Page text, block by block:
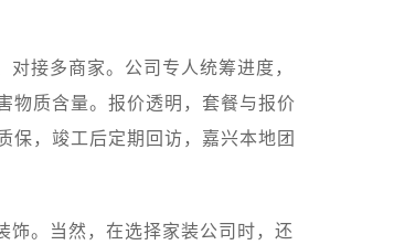
接多商家。公司专人统筹进度，
物质含量。报价透明，套餐与报价
保，竣工后定期回访，嘉兴本地团
饰。当然，在选择家装公司时，还